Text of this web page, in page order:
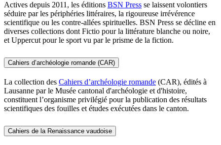
Actives depuis 2011, les éditions BSN Press se laissent volontiers
séduire par les périphéries littéraires, la rigoureuse irrévérence
scientifique ou les contre-allées spirituelles. BSN Press se décline en
diverses collections dont Fictio pour la littérature blanche ou noire,
et Uppercut pour le sport vu par le prisme de la fiction.
Cahiers d’archéologie romande (CAR)
La collection des Cahiers d’archéologie romande (CAR), édités à
Lausanne par le Musée cantonal d'archéologie et d'histoire,
constituent l’organisme privilégié pour la publication des résultats
scientifiques des fouilles et études exécutées dans le canton.
Cahiers de la Renaissance vaudoise